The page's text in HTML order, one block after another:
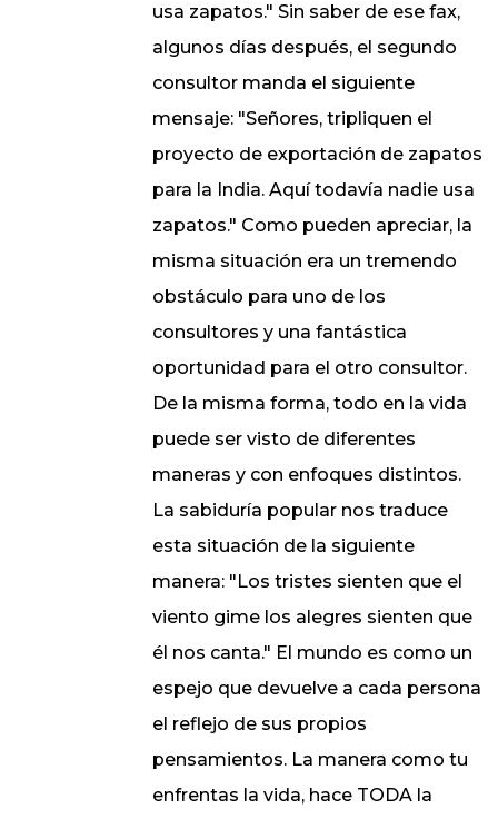
usa zapatos." Sin saber de ese fax,
algunos días después, el segundo
consultor manda el siguiente
mensaje: "Señores, tripliquen el
proyecto de exportación de zapatos
para la India. Aquí todavía nadie usa
zapatos." Como pueden apreciar, la
misma situación era un tremendo
obstáculo para uno de los
consultores y una fantástica
oportunidad para el otro consultor.
De la misma forma, todo en la vida
puede ser visto de diferentes
maneras y con enfoques distintos.
La sabiduría popular nos traduce
esta situación de la siguiente
manera: "Los tristes sienten que el
viento gime los alegres sienten que
él nos canta." El mundo es como un
espejo que devuelve a cada persona
el reflejo de sus propios
pensamientos. La manera como tu
enfrentas la vida, hace TODA la